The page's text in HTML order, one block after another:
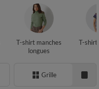
T-shirt manches
longues
T-shirt
Grille